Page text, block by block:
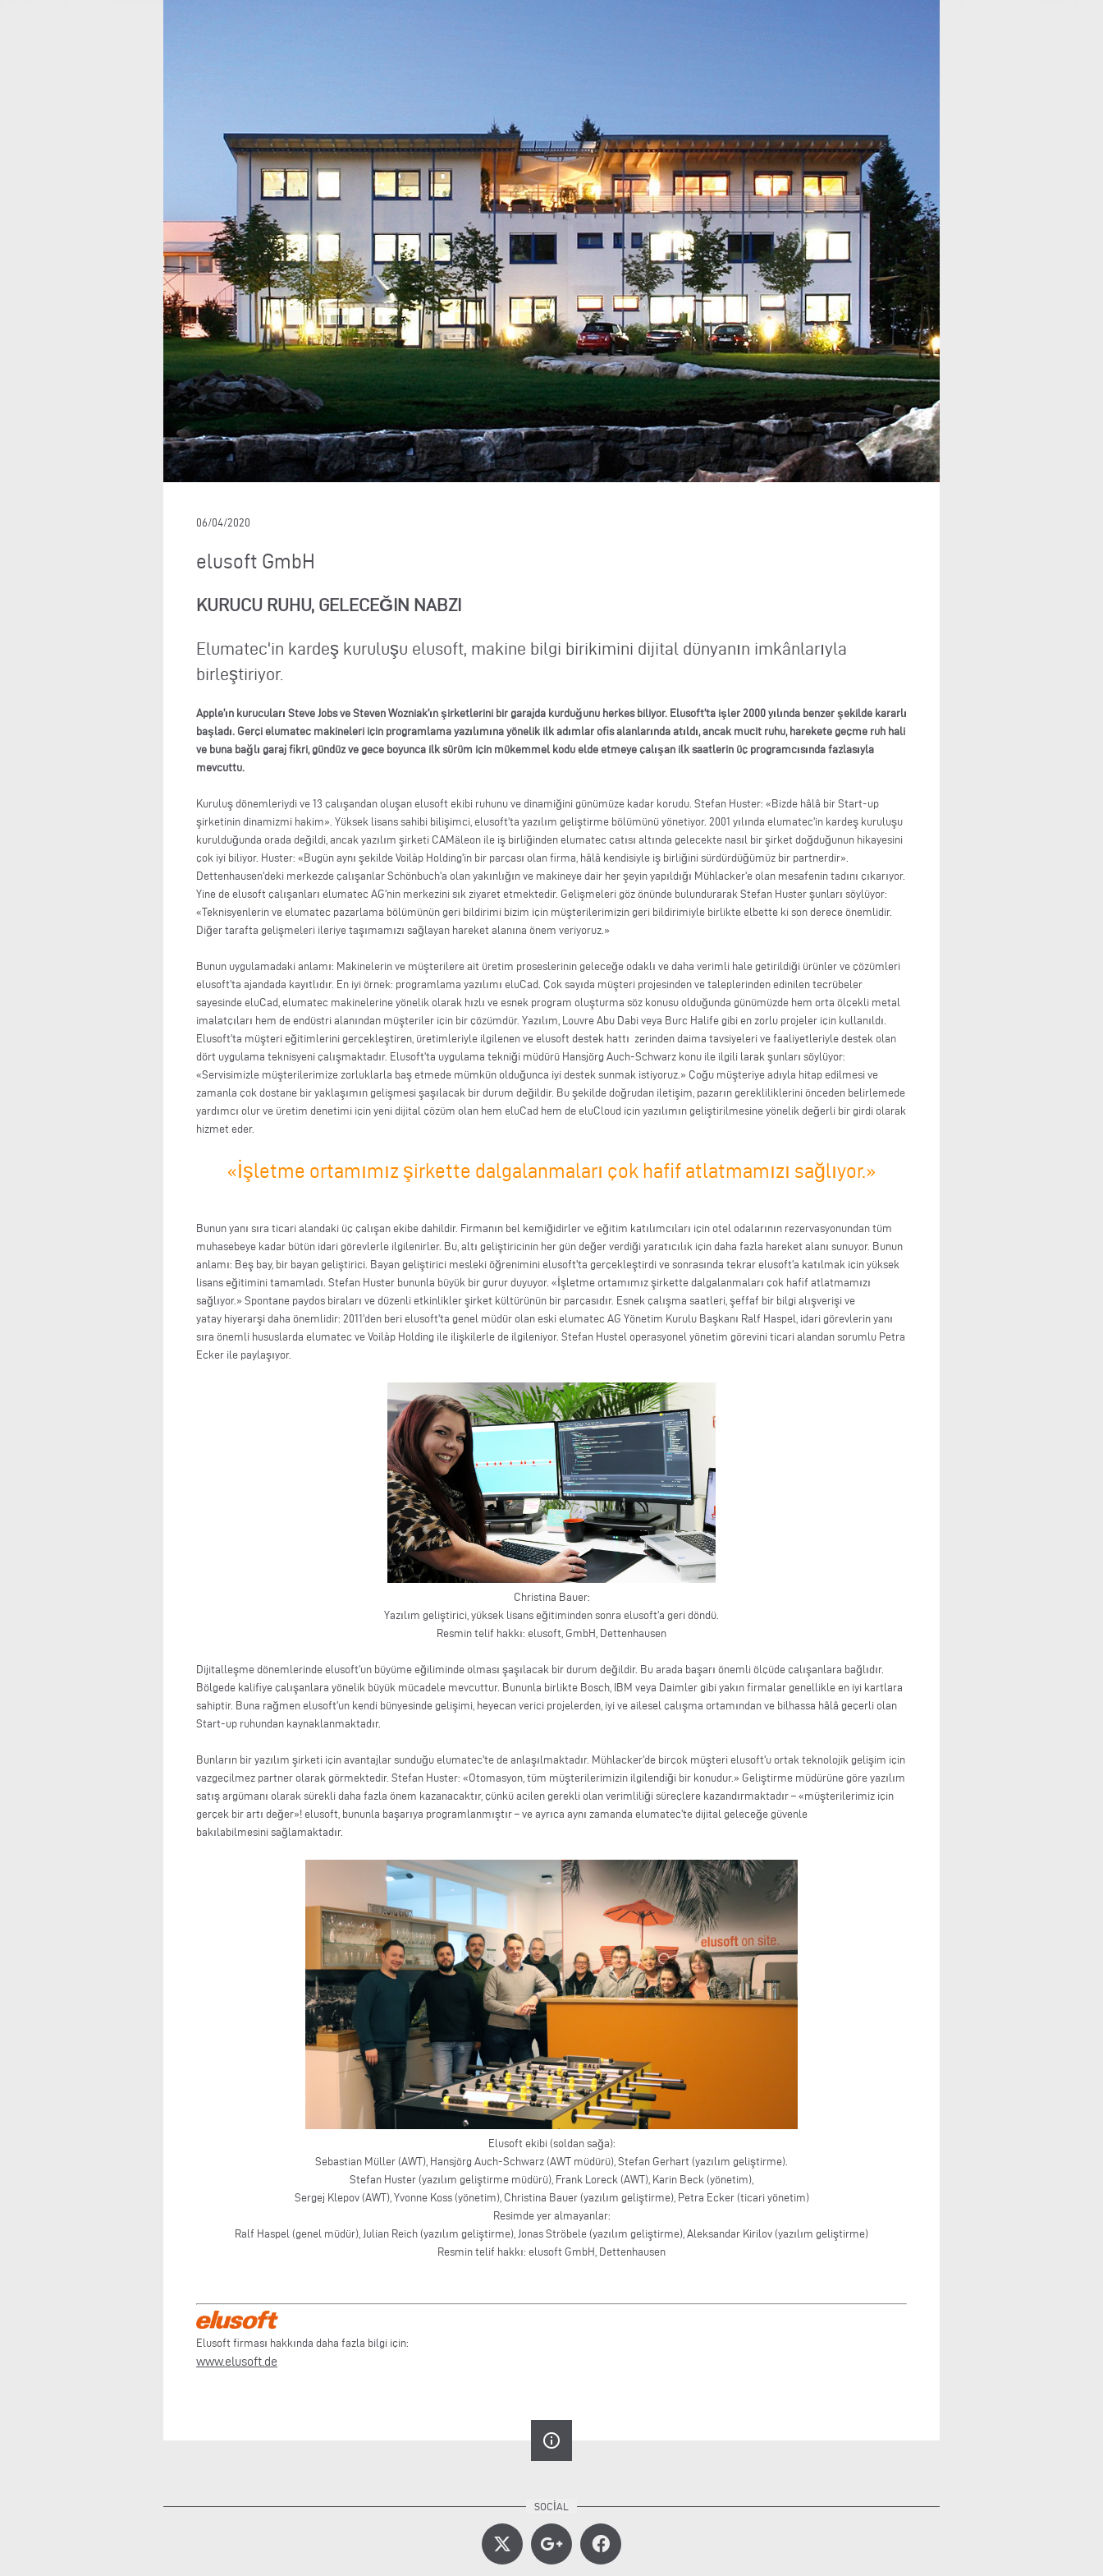
06/04/2020
elusoft GmbH
KURUCU RUHU, GELECEĞIN NABZI
Elumatec'in kardeş kuruluşu elusoft, makine bilgi birikimini dijital dünyanın imkânlarıyla
birleştiriyor.
Apple'ın kurucuları Steve Jobs ve Steven Wozniak'ın şirketlerini bir garajda kurduğunu herkes biliyor. Elusoft'ta işler 2000 yılında benzer şekilde kararlı
başladı. Gerçi elumatec makineleri için programlama yazılımına yönelik ilk adımlar ofis alanlarında atıldı, ancak mucit ruhu, harekete geçme ruh hali
ve buna bağlı garaj fikri, gündüz ve gece boyunca ilk sürüm için mükemmel kodu elde etmeye çalışan ilk saatlerin üç programcısında fazlasıyla
mevcuttu.
Kuruluş dönemleriydi ve 13 çalışandan oluşan elusoft ekibi ruhunu ve dinamiğini günümüze kadar korudu. Stefan Huster: «Bizde hâlâ bir Start-up
şirketinin dinamizmi hakim». Yüksek lisans sahibi bilişimci, elusoft'ta yazılım geliştirme bölümünü yönetiyor. 2001 yılında elumatec'in kardeş kuruluşu
kurulduğunda orada değildi, ancak yazılım şirketi CAMäleon ile iş birliğinden elumatec çatısı altında gelecekte nasıl bir şirket doğduğunun hikayesini
çok iyi biliyor. Huster: «Bugün aynı şekilde Voilàp Holding'in bir parçası olan firma, hâlâ kendisiyle iş birliğini sürdürdüğümüz bir partnerdir».
Dettenhausen'deki merkezde çalışanlar Schönbuch'a olan yakınlığın ve makineye dair her şeyin yapıldığı Mühlacker'e olan mesafenin tadını çıkarıyor.
Yine de elusoft çalışanları elumatec AG'nin merkezini sık ziyaret etmektedir. Gelişmeleri göz önünde bulundurarak Stefan Huster şunları söylüyor:
«Teknisyenlerin ve elumatec pazarlama bölümünün geri bildirimi bizim için müşterilerimizin geri bildirimiyle birlikte elbette ki son derece önemlidir.
Diğer tarafta gelişmeleri ileriye taşımamızı sağlayan hareket alanına önem veriyoruz.»
Bunun uygulamadaki anlamı: Makinelerin ve müşterilere ait üretim proseslerinin geleceğe odaklı ve daha verimli hale getirildiği ürünler ve çözümleri
elusoft'ta ajandada kayıtlıdır. En iyi örnek: programlama yazılımı eluCad. Çok sayıda müşteri projesinden ve taleplerinden edinilen tecrübeler
sayesinde eluCad, elumatec makinelerine yönelik olarak hızlı ve esnek program oluşturma söz konusu olduğunda günümüzde hem orta ölçekli metal
imalatçıları hem de endüstri alanından müşteriler için bir çözümdür. Yazılım, Louvre Abu Dabi veya Burc Halife gibi en zorlu projeler için kullanıldı.
Elusoft'ta müşteri eğitimlerini gerçekleştiren, üretimleriyle ilgilenen ve elusoft destek hattı zerinden daima tavsiyeleri ve faaliyetleriyle destek olan
dört uygulama teknisyeni çalışmaktadır. Elusoft'ta uygulama tekniği müdürü Hansjörg Auch-Schwarz konu ile ilgili larak şunları söylüyor:
«Servisimizle müşterilerimize zorluklarla baş etmede mümkün olduğunca iyi destek sunmak istiyoruz.» Çoğu müşteriye adıyla hitap edilmesi ve
zamanla çok dostane bir yaklaşımın gelişmesi şaşılacak bir durum değildir. Bu şekilde doğrudan iletişim, pazarın gerekliliklerini önceden belirlemede
yardımcı olur ve üretim denetimi için yeni dijital çözüm olan hem eluCad hem de eluCloud için yazılımın geliştirilmesine yönelik değerli bir girdi olarak
hizmet eder.
«İşletme ortamımız şirkette dalgalanmaları çok hafif atlatmamızı sağlıyor.»
Bunun yanı sıra ticari alandaki üç çalışan ekibe dahildir. Firmanın bel kemiğidirler ve eğitim katılımcıları için otel odalarının rezervasyonundan tüm
muhasebeye kadar bütün idari görevlerle ilgilenirler. Bu, altı geliştiricinin her gün değer verdiği yaratıcılık için daha fazla hareket alanı sunuyor. Bunun
anlamı: Beş bay, bir bayan geliştirici. Bayan geliştirici mesleki öğrenimini elusoft'ta gerçekleştirdi ve sonrasında tekrar elusoft'a katılmak için yüksek
lisans eğitimini tamamladı. Stefan Huster bununla büyük bir gurur duyuyor. «İşletme ortamımız şirkette dalgalanmaları çok hafif atlatmamızı
sağlıyor.» Spontane paydos biraları ve düzenli etkinlikler şirket kültürünün bir parçasıdır. Esnek çalışma saatleri, şeffaf bir bilgi alışverişi ve
yatay hiyerarşi daha önemlidir: 2011'den beri elusoft'ta genel müdür olan eski elumatec AG Yönetim Kurulu Başkanı Ralf Haspel, idari görevlerin yanı
sıra önemli hususlarda elumatec ve Voilàp Holding ile ilişkilerle de ilgileniyor. Stefan Hustel operasyonel yönetim görevini ticari alandan sorumlu Petra
Ecker ile paylaşıyor.
Christina Bauer:
Yazılım geliştirici, yüksek lisans eğitiminden sonra elusoft'a geri döndü.
Resmin telif hakkı: elusoft, GmbH, Dettenhausen
Dijitalleşme dönemlerinde elusoft'un büyüme eğiliminde olması şaşılacak bir durum değildir. Bu arada başarı önemli ölçüde çalışanlara bağlıdır.
Bölgede kalifiye çalışanlara yönelik büyük mücadele mevcuttur. Bununla birlikte Bosch, IBM veya Daimler gibi yakın firmalar genellikle en iyi kartlara
sahiptir. Buna rağmen elusoft'un kendi bünyesinde gelişimi, heyecan verici projelerden, iyi ve ailesel çalışma ortamından ve bilhassa hâlâ geçerli olan
Start-up ruhundan kaynaklanmaktadır.
Bunların bir yazılım şirketi için avantajlar sunduğu elumatec'te de anlaşılmaktadır. Mühlacker'de birçok müşteri elusoft'u ortak teknolojik gelişim için
vazgeçilmez partner olarak görmektedir. Stefan Huster: «Otomasyon, tüm müşterilerimizin ilgilendiği bir konudur.» Geliştirme müdürüne göre yazılım
satış argümanı olarak sürekli daha fazla önem kazanacaktır, çünkü acilen gerekli olan verimliliği süreçlere kazandırmaktadır – «müşterilerimiz için
gerçek bir artı değer»! elusoft, bununla başarıya programlanmıştır – ve ayrıca aynı zamanda elumatec'te dijital geleceğe güvenle
bakılabilmesini sağlamaktadır.
Elusoft ekibi (soldan sağa):
Sebastian Müller (AWT), Hansjörg Auch-Schwarz (AWT müdürü), Stefan Gerhart (yazılım geliştirme).
Stefan Huster (yazılım geliştirme müdürü), Frank Loreck (AWT), Karin Beck (yönetim),
Sergej Klepov (AWT), Yvonne Koss (yönetim), Christina Bauer (yazılım geliştirme), Petra Ecker (ticari yönetim)
Resimde yer almayanlar:
Ralf Haspel (genel müdür), Julian Reich (yazılım geliştirme), Jonas Ströbele (yazılım geliştirme), Aleksandar Kirilov (yazılım geliştirme)
Resmin telif hakkı: elusoft GmbH, Dettenhausen
Elusoft firması hakkında daha fazla bilgi için:
www.elusoft.de
info_outline